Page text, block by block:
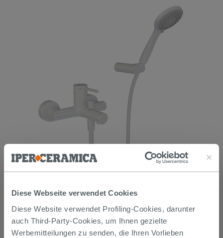
Diese Webseite verwendet Cookies
Diese Website verwendet Profiling-Cookies, darunter
auch Third-Party-Cookies, um Ihnen gezielte
Werbemitteilungen zu senden, die Ihren Vorlieben
Einhebel-Badewannenarmatur Bora mit gelenkiger
336,90 € /STK.
Im Geschäft oder über den Kundenservice bestellbar